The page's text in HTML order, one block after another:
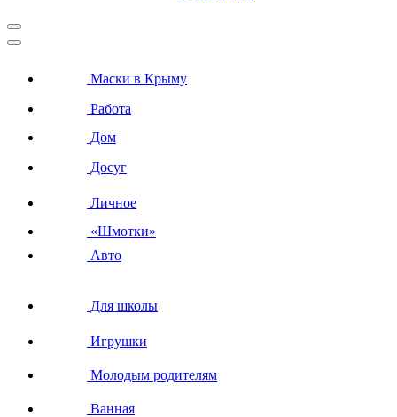
Маски в Крыму
Работа
Дом
Досуг
Личное
«Шмотки»
Авто
Для школы
Игрушки
Молодым родителям
Ванная